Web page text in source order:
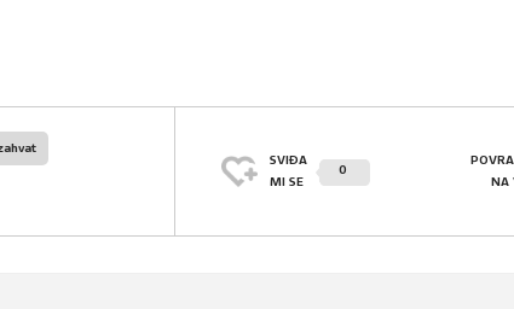
SVIĐA
MI SE
0
NA